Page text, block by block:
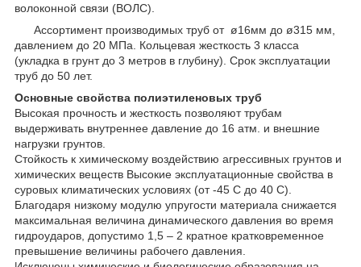
волоконной связи (ВОЛС).
Ассортимент производимых труб от ø16мм до ø315 мм,
давлением до 20 МПа. Кольцевая жесткость 3 класса
(укладка в грунт до 3 метров в глубину). Срок эксплуатации
труб до 50 лет.
Основные свойства полиэтиленовых труб
Высокая прочность и жесткость позволяют трубам
выдерживать внутреннее давление до 16 атм. и внешние
нагрузки грунтов.
Стойкость к химическому воздействию агрессивных грунтов и
химических веществ Высокие эксплуатационные свойства в
суровых климатических условиях (от -45 С до 40 C).
Благодаря низкому модулю упругости материала снижается
максимальная величина динамического давления во время
гидроударов, допустимо 1,5 – 2 кратное кратковременное
превышение величины рабочего давления.